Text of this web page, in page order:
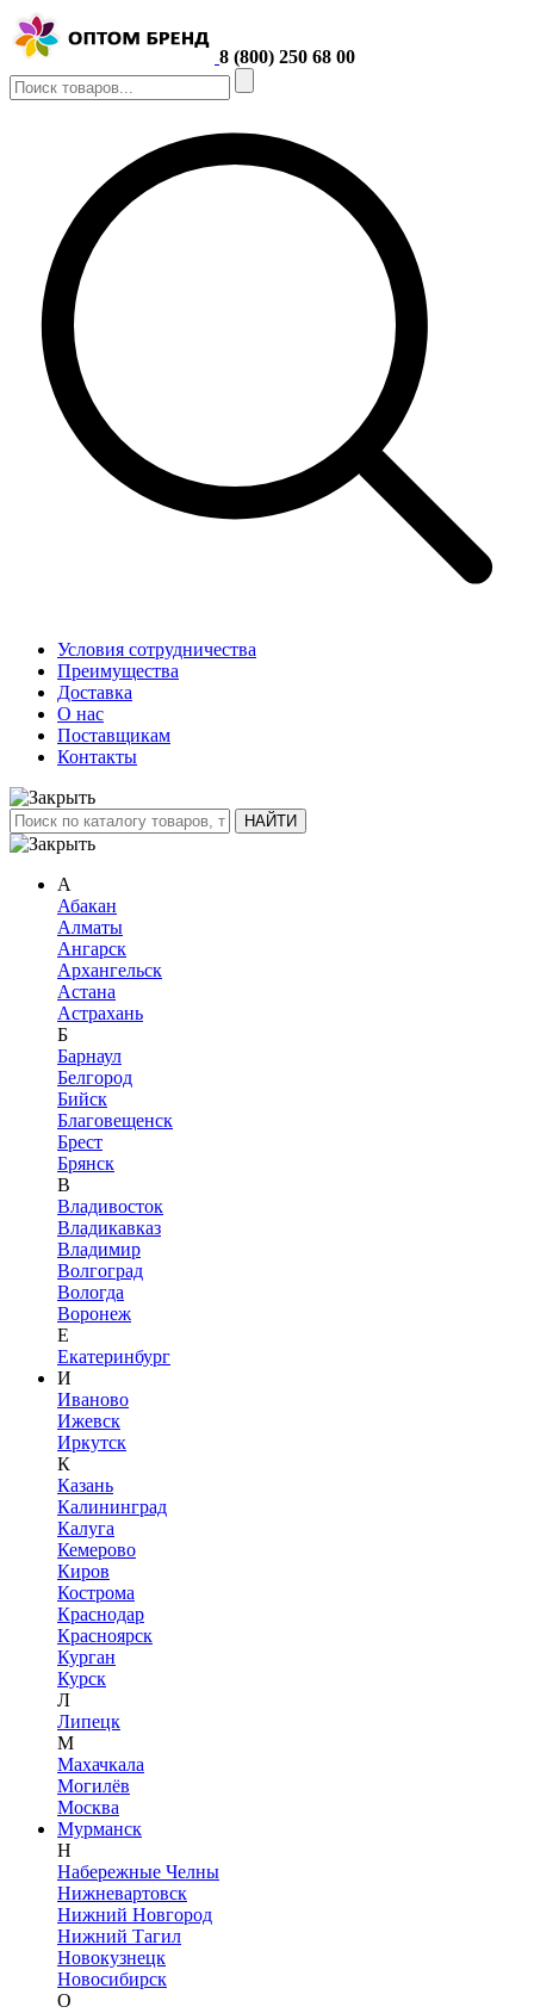
8 (800) 250 68 00
Условия сотрудничества
Преимущества
Доставка
О нас
Поставщикам
Контакты
А
Абакан
Алматы
Ангарск
Архангельск
Астана
Астрахань
Б
Барнаул
Белгород
Бийск
Благовещенск
Брест
Брянск
В
Владивосток
Владикавказ
Владимир
Волгоград
Вологда
Воронеж
Е
Екатеринбург
И
Иваново
Ижевск
Иркутск
К
Казань
Калининград
Калуга
Кемерово
Киров
Кострома
Краснодар
Красноярск
Курган
Курск
Л
Липецк
М
Махачкала
Могилёв
Москва
Мурманск
Н
Набережные Челны
Нижневартовск
Нижний Новгород
Нижний Тагил
Новокузнецк
Новосибирск
О